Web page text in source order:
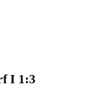
I 1:3